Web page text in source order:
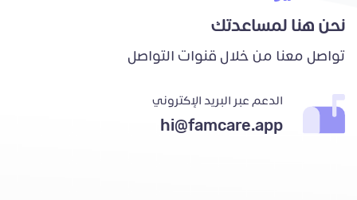
نحن هنا لمساعدتك
تواصل معنا من خلال قنوات التواصل
الدعم عبر البريد الإكتروني
hi@famcare.app